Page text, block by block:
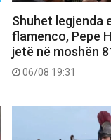
Shuhet legjenda
flamenco, Pepe
jetë në moshën
06/08 19:31